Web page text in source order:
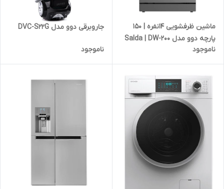
ماشین ظرفشویی ۱۴نفره | ۱۵۰
پارچه دوو مدل Salda | DW-200
ناموجود
جاروبرقی دوو مدل DVC-S22G
ناموجود